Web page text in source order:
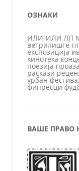
ОЗНАКИ
ИЛИ-ИЛИ ЛП
ветрилиште
експозиција
кинотека
поезија проаза
раскази
урбан
фипресци
ВАШЕ ПРАВО